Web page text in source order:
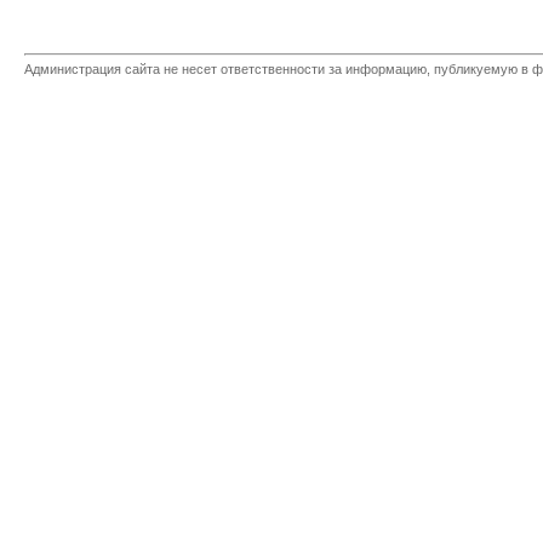
Администрация сайта не несет ответственности за информацию, публикуемую